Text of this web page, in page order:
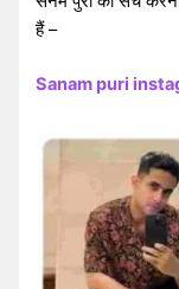
हैं –
Sanam puri